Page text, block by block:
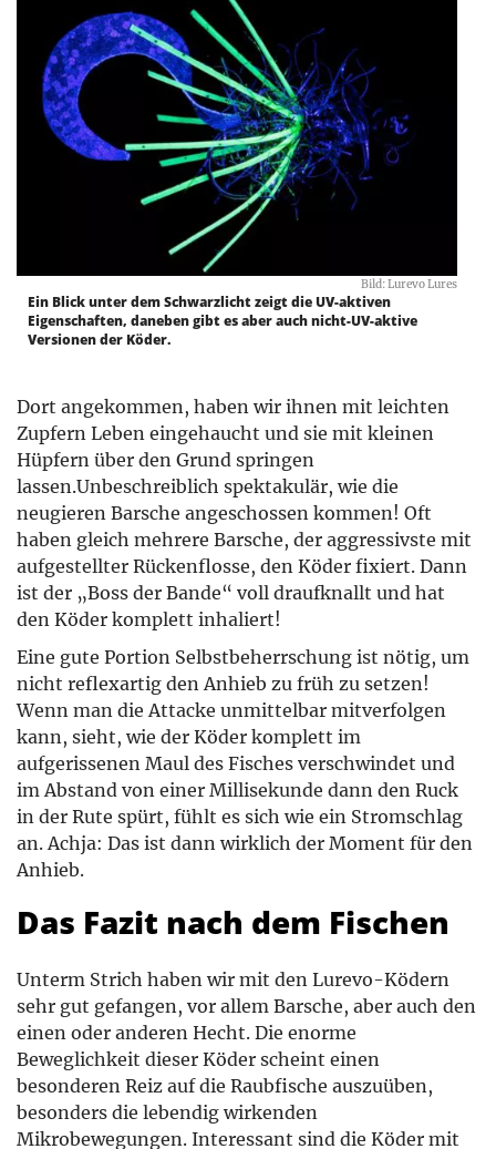
Bild: Lurevo Lures
Ein Blick unter dem Schwarzlicht zeigt die UV-aktiven
Eigenschaften, daneben gibt es aber auch nicht-UV-aktive
Versionen der Köder.
Dort angekommen, haben wir ihnen mit leichten
Zupfern Leben eingehaucht und sie mit kleinen
Hüpfern über den Grund springen
lassen.Unbeschreiblich spektakulär, wie die
neugieren Barsche angeschossen kommen! Oft
haben gleich mehrere Barsche, der aggressivste mit
aufgestellter Rückenflosse, den Köder fixiert. Dann
ist der „Boss der Bande“ voll draufknallt und hat
den Köder komplett inhaliert!
Eine gute Portion Selbstbeherrschung ist nötig, um
nicht reflexartig den Anhieb zu früh zu setzen!
Wenn man die Attacke unmittelbar mitverfolgen
kann, sieht, wie der Köder komplett im
aufgerissenen Maul des Fisches verschwindet und
im Abstand von einer Millisekunde dann den Ruck
in der Rute spürt, fühlt es sich wie ein Stromschlag
an. Achja: Das ist dann wirklich der Moment für den
Anhieb.
Das Fazit nach dem Fischen
Unterm Strich haben wir mit den Lurevo-Ködern
sehr gut gefangen, vor allem Barsche, aber auch den
einen oder anderen Hecht. Die enorme
Beweglichkeit dieser Köder scheint einen
besonderen Reiz auf die Raubfische auszuüben,
besonders die lebendig wirkenden
Mikrobewegungen. Interessant sind die Köder mit